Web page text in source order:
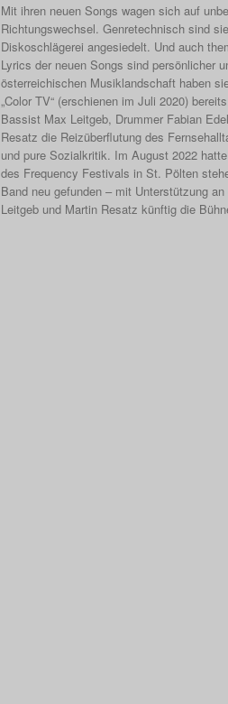
Mit ihren neuen Songs wagen sich auf
Richtungswechsel. Genretechnisch sind
Diskoschlägerei angesiedelt. Und auch
Lyrics der neuen Songs sind persönlicher
österreichischen Musiklandschaft haben
„Color TV“ (erschienen im Juli 2020)
Bassist Max Leitgeb, Drummer Fabian
Resatz die Reizüberflutung des
und pure Sozialkritik. Im August 2022
des Frequency Festivals in St. Pölten
Band neu gefunden – mit Unterstützung
Leitgeb und Martin Resatz künftig die